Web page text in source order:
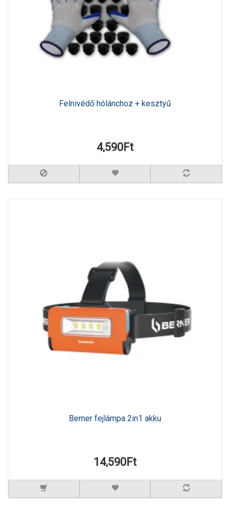
Felnivédő hólánchoz + kesztyű
4,590Ft
Berner fejlámpa 2in1 akku
14,590Ft